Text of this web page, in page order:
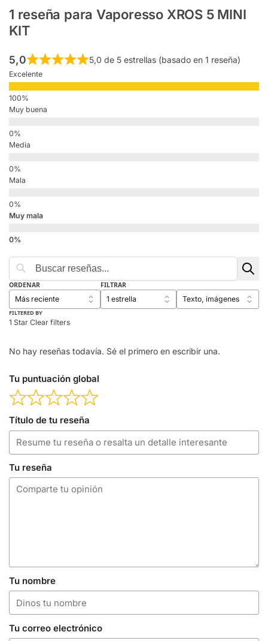
1 reseña para Vaporesso XROS 5 MINI
KIT
5,0 5,0 de 5 estrellas (basado en 1 reseña)
Excelente
Muy buena
Media
Mala
Muy mala
ORDENAR FILTRAR
FILTERED BY
1 Star Clear filters
No hay reseñas todavía. Sé el primero en escribir una.
Tu puntuación global
Título de tu reseña
Tu reseña
Tu nombre
Tu correo electrónico